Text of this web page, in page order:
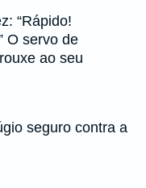
“Rápido!
O servo de
ao seu
seguro contra a